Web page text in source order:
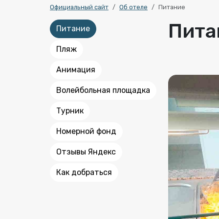
Официальный сайт Об отеле Питание
Питание
Пляж
Анимация
Волейбольная площадка
Турник
Номерной фонд
Отзывы Яндекс
Как добраться